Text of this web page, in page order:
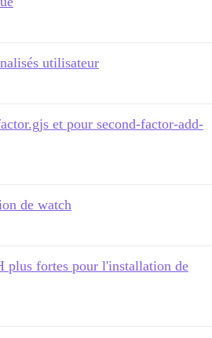
utilisateur
et pour second-factor-add-
de watch
plus fortes pour l'installation de